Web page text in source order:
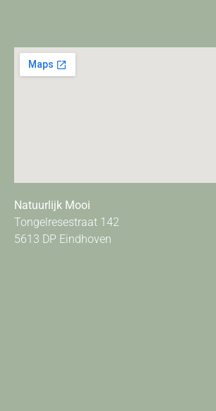
Natuurlijk Mooi
Tongelresestraat 142
5613 DP Eindhoven